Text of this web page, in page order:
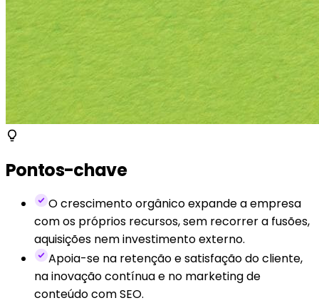
Pontos-chave
O crescimento orgânico expande a empresa
com os próprios recursos, sem recorrer a fusões,
aquisições nem investimento externo.
Apoia-se na retenção e satisfação do cliente,
na inovação contínua e no marketing de
conteúdo com SEO.